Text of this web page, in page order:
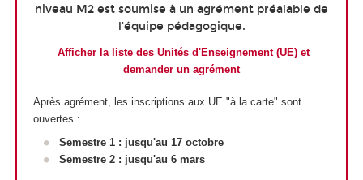
niveau M2 est soumise à un agrément préalable de
l'équipe pédagogique.
Afficher la liste des Unités d'Enseignement (UE) et
demander un agrément
Après agrément, les inscriptions aux UE "à la carte" sont
ouvertes :
Semestre 1 : jusqu'au 17 octobre
Semestre 2 : jusqu'au 6 mars